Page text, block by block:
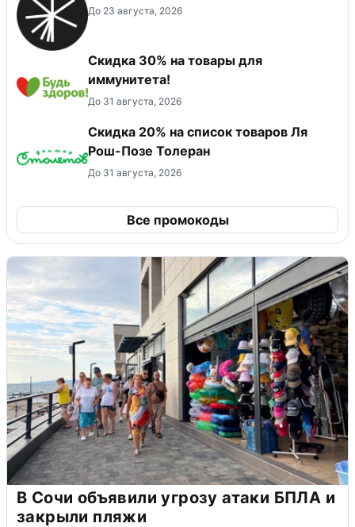
До 23 августа, 2026
Скидка 30% на товары для
иммунитета!
До 31 августа, 2026
Скидка 20% на список товаров Ля
Рош-Позе Толеран
До 31 августа, 2026
Все промокоды
В Сочи объявили угрозу атаки БПЛА и
закрыли пляжи